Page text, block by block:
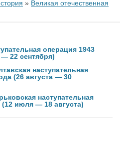
» Великая отечественная
операция 1943
— 22 сентября)
наступательная
(26 августа — 30
наступательная
(12 июля — 18 августа)